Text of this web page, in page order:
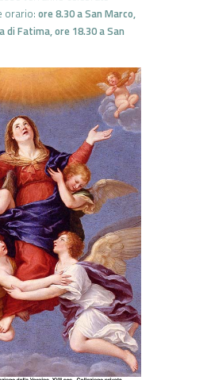
orario: ore 8.30 a San Marco,
di Fatima, ore 18.30 a San